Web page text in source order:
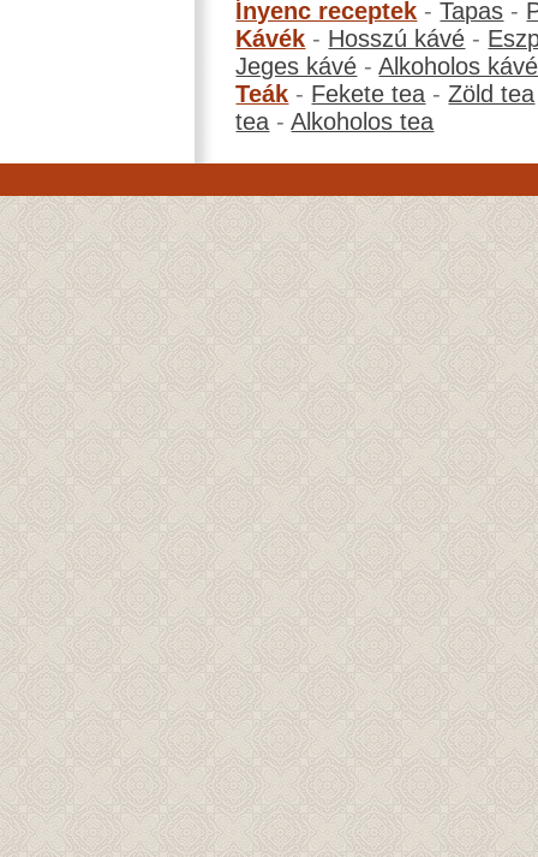
Ínyenc receptek -Tapas -
Kávék - Hosszú kávé -
Jeges kávé -Alkoholos kávé
Teák - Fekete tea -Zöld tea
tea -Alkoholos tea